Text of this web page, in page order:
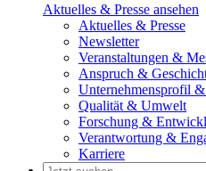
Aktuelles & Presse ansehen
Aktuelles & Presse
Newsletter
Veranstaltungen &
Anspruch &
Unternehmensprofil
Qualität & Umwelt
Forschung &
Verantwortung &
Karriere